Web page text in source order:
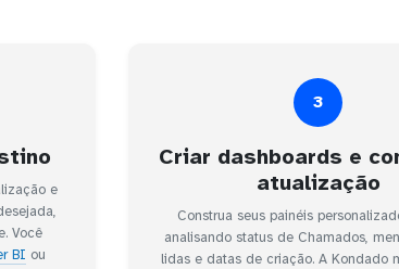
e
Você
BI ou
3
Criar dashboards e
atualização
Construa seus painéis
analisando status de Chamados,
lidas e datas de criação. A Kondado